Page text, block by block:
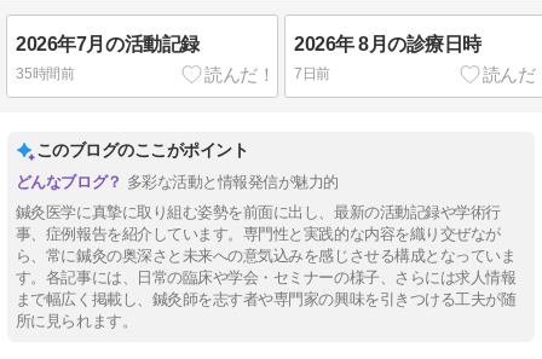
2026年7月の活動記録
35時間前
2026年 8月の診療日時
7日前
このブログのここがポイント
多彩な活動と情報発信が魅力的
鍼灸医学に真摯に取り組む姿勢を前面に出し、最新の活動記録や学術行
事、症例報告を紹介しています。専門性と実践的な内容を織り交ぜなが
ら、常に鍼灸の奥深さと未来への意気込みを感じさせる構成となっていま
す。各記事には、日常の臨床や学会・セミナーの様子、さらには求人情報
まで幅広く掲載し、鍼灸師を志す者や専門家の興味を引きつける工夫が随
所に見られます。